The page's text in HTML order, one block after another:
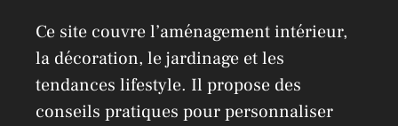
Ce site couvre l’aménagement intérieur,
la décoration, le jardinage et les
tendances lifestyle. Il propose des
conseils pratiques pour personnaliser